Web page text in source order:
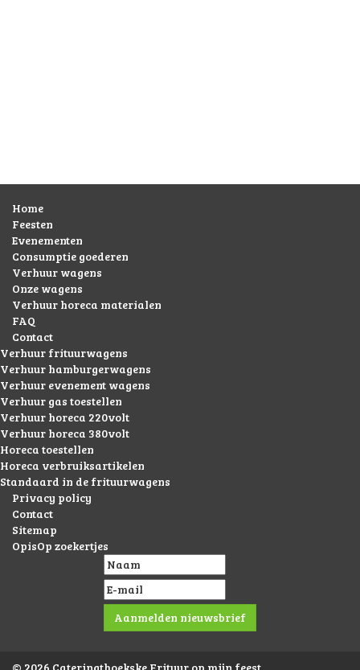
Home
Feesten
Evenementen
Consumptie goederen
Verhuur wagens
Onze wagens
Verhuur horeca materialen
FAQ
Contact
Verhuur frituurwagens
Verhuur hamburgerwagens
Verhuur evenement wagens
Verhuur gas toestellen
Verhuur horeca 220volt
Verhuur horeca 380volt
Horeca toestellen
Horeca verbruiksartikelen
Standaard in de frituurwagens
Privacy policy
Contact
Sitemap
OpisOp zoekertjes